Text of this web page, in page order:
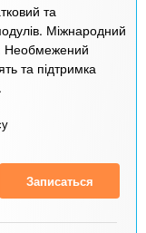
та
Міжнародний
Необмежений
та підтримка
Записаться